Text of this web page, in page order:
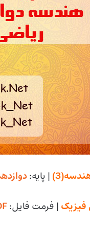
| پایه:
فیزیک | فرمت فایل: